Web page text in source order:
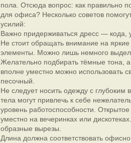
пола. Отсюда вопрос: как правильно
для офиса? Несколько советов
усилий:
Важно придерживаться дресс — кода,
Не стоит обращать внимание на
элементы. Можно лишь немного
Желательно подбирать тёмные тона,
вполне уместно можно использовать
песочный.
Не следует носить одежду с
тела могут привлечь к себе
уровень работоспособности.
уместно на вечеринках или
образные вырезы.
Длина должна соответствовать